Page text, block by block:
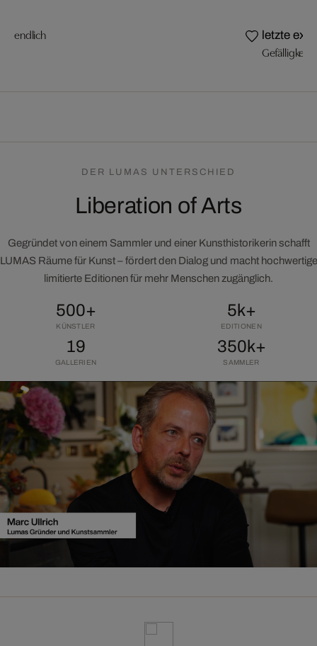
endlich letzte
Gefälligkeit
DER LUMAS UNTERSCHIED
Liberation of Arts
Gegründet von einem Sammler und einer Kunsthistorikerin schafft
LUMAS Räume für Kunst – fördert den Dialog und macht hochwertige
limitierte Editionen für mehr Menschen zugänglich.
500+
KÜNSTLER
5k+
EDITIONEN
19
GALLERIEN
350k+
SAMMLER